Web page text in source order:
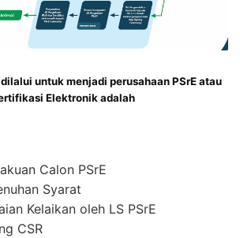
untuk menjadi perusahaan PSrE atau
Elektronik adalah
Calon PSrE
Syarat
Kelaikan oleh LS PSrE
CSR